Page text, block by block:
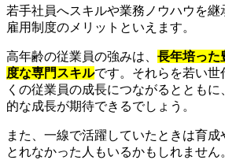
若手社員へスキルや業務ノウハウを
雇用制度のメリットといえます。
高年齢の従業員の強みは、 長年培った
度な専門スキルです。それらを若い世
くの従業員の成長につながるととも
的な成長が期待できるでしょう。
また、一線で活躍していたときは育
とれなかった人もいるかもしれませ